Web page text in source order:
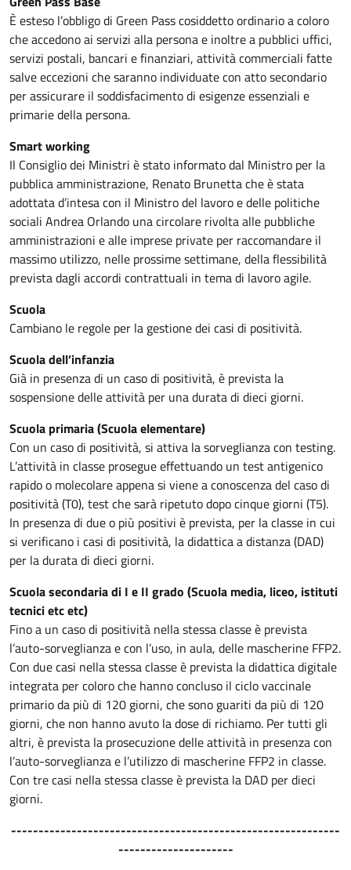
È esteso l’obbligo di Green Pass cosiddetto ordinario a coloro
che accedono ai servizi alla persona e inoltre a pubblici uffici,
servizi postali, bancari e finanziari, attività commerciali fatte
salve eccezioni che saranno individuate con atto secondario
per assicurare il soddisfacimento di esigenze essenziali e
primarie della persona.
Smart working
Il Consiglio dei Ministri è stato informato dal Ministro per la
pubblica amministrazione, Renato Brunetta che è stata
adottata d’intesa con il Ministro del lavoro e delle politiche
sociali Andrea Orlando una circolare rivolta alle pubbliche
amministrazioni e alle imprese private per raccomandare il
massimo utilizzo, nelle prossime settimane, della flessibilità
prevista dagli accordi contrattuali in tema di lavoro agile.
Scuola
Cambiano le regole per la gestione dei casi di positività.
Scuola dell’infanzia
Già in presenza di un caso di positività, è prevista la
sospensione delle attività per una durata di dieci giorni.
Scuola primaria (Scuola elementare)
Con un caso di positività, si attiva la sorveglianza con testing.
L’attività in classe prosegue effettuando un test antigenico
rapido o molecolare appena si viene a conoscenza del caso di
positività (T0), test che sarà ripetuto dopo cinque giorni (T5).
In presenza di due o più positivi è prevista, per la classe in cui
si verificano i casi di positività, la didattica a distanza (DAD)
per la durata di dieci giorni.
Scuola secondaria di I e II grado (Scuola media, liceo, istituti
tecnici etc etc)
Fino a un caso di positività nella stessa classe è prevista
l’auto-sorveglianza e con l’uso, in aula, delle mascherine FFP2.
Con due casi nella stessa classe è prevista la didattica digitale
integrata per coloro che hanno concluso il ciclo vaccinale
primario da più di 120 giorni, che sono guariti da più di 120
giorni, che non hanno avuto la dose di richiamo. Per tutti gli
altri, è prevista la prosecuzione delle attività in presenza con
l’auto-sorveglianza e l’utilizzo di mascherine FFP2 in classe.
Con tre casi nella stessa classe è prevista la DAD per dieci
giorni.
------------------------------------------------------------
---------------------